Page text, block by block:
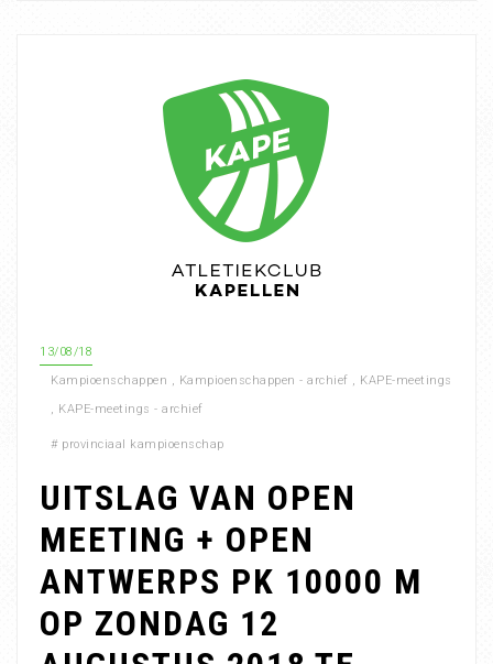
13/08/18
Kampioenschappen , Kampioenschappen - archief , KAPE-meetings
, KAPE-meetings - archief
# provinciaal kampioenschap
UITSLAG VAN OPEN
MEETING + OPEN
ANTWERPS PK 10000 M
OP ZONDAG 12